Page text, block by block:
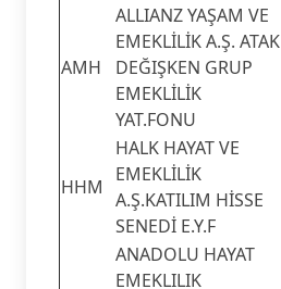
AMH
ALLIANZ YAŞAM VE
EMEKLİLİK A.Ş. ATAK
DEĞIŞKEN GRUP
EMEKLİLİK
YAT.FONU
HHM
HALK HAYAT VE
EMEKLİLİK
A.Ş.KATILIM HİSSE
SENEDİ E.Y.F
ANADOLU HAYAT
EMEKLILIK